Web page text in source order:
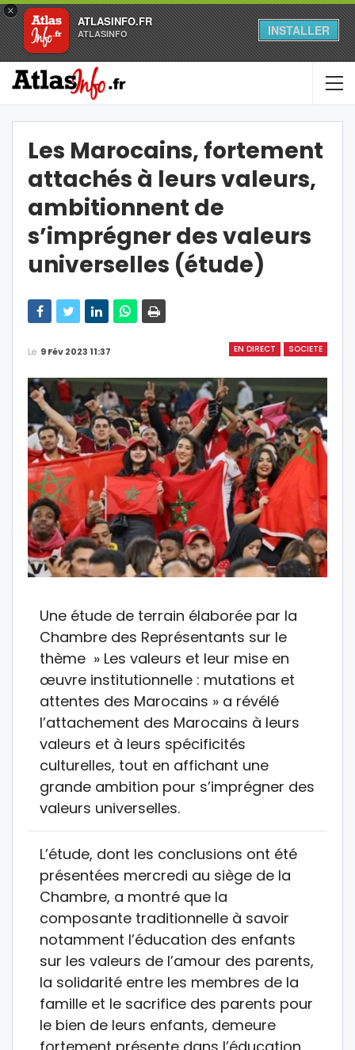
×
ATLASINFO.FR
ATLASINFO INSTALLER
Les Marocains, fortement
attachés à leurs valeurs,
ambitionnent de
s’imprégner des valeurs
universelles (étude)
EN DIRECT SOCIETE
Le 9 Fév 2023 11:37
Une étude de terrain élaborée par la
Chambre des Représentants sur le
thème » Les valeurs et leur mise en
œuvre institutionnelle : mutations et
attentes des Marocains » a révélé
l’attachement des Marocains à leurs
valeurs et à leurs spécificités
culturelles, tout en affichant une
grande ambition pour s’imprégner des
valeurs universelles.
L’étude, dont les conclusions ont été
présentées mercredi au siège de la
Chambre, a montré que la
composante traditionnelle à savoir
notamment l’éducation des enfants
sur les valeurs de l’amour des parents,
la solidarité entre les membres de la
famille et le sacrifice des parents pour
le bien de leurs enfants, demeure